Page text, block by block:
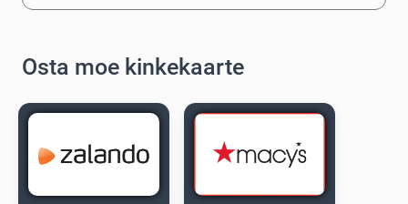
Osta moe kinkekaarte